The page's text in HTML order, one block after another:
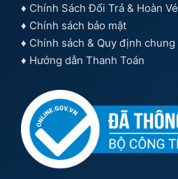
♦ Chính Sách Đổi Trả & Hoàn Vé
♦ Chính sách bảo mật
♦ Chính sách & Quy định chung
♦ Hướng dẫn Thanh Toán